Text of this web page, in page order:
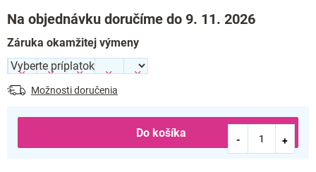
Na objednávku doručíme do 9. 11. 2026
Záruka okamžitej výmeny
Možnosti doručenia
Do košíka